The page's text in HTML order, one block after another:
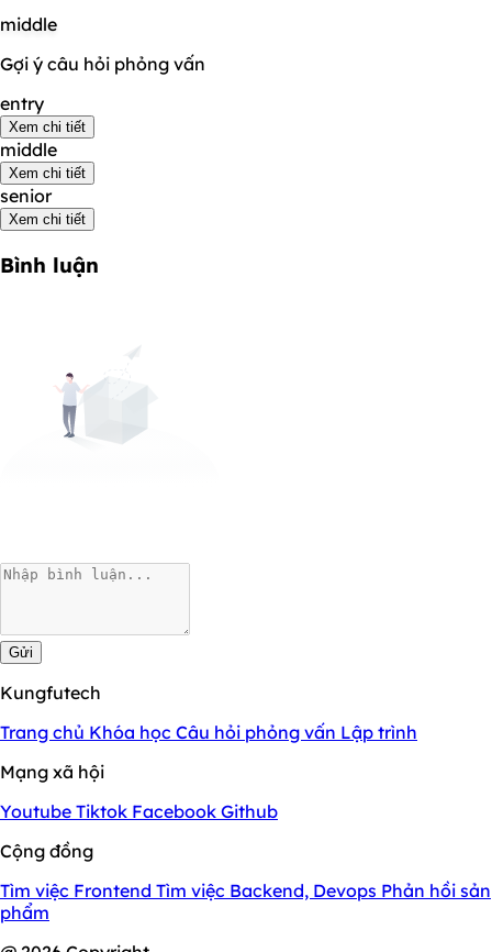
middle
Gợi ý câu hỏi phỏng vấn
entry
Xem chi tiết
middle
Xem chi tiết
senior
Xem chi tiết
Bình luận
Gửi
Kungfutech
Trang chủ Khóa học Câu hỏi phỏng vấn Lập trình
Mạng xã hội
Youtube Tiktok Facebook Github
Cộng đồng
Tìm việc Frontend Tìm việc Backend, Devops Phản hồi sản
phẩm